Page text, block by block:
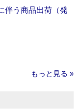
伴う商品出荷（発
もっと見る »